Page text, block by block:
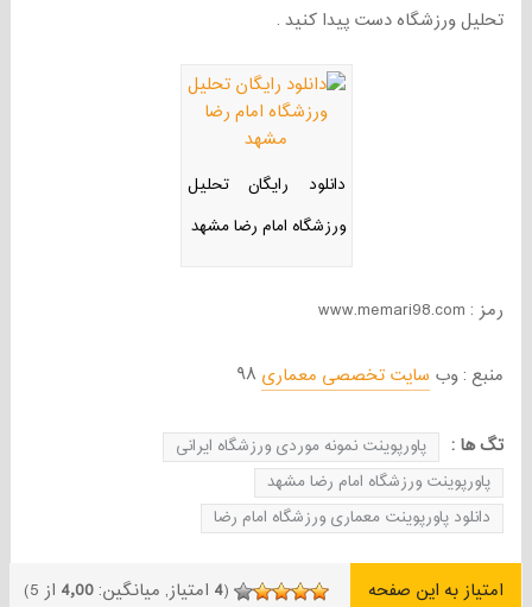
تحلیل ورزشگاه دست پیدا کنید .
دانلود رایگان تحلیل
ورزشگاه امام رضا مشهد
رمز : www.memari98.com
منبع : وب سایت تخصصی معماری
تگ ها :
پاورپوینت نمونه موردی ورزشگاه ایرانی
پاورپوینت ورزشگاه امام رضا مشهد
دانلود پاورپوینت معماری ورزشگاه امام رضا
امتیاز به این صفحه (
4 امتیاز, میانگین:4٫00 از 5)